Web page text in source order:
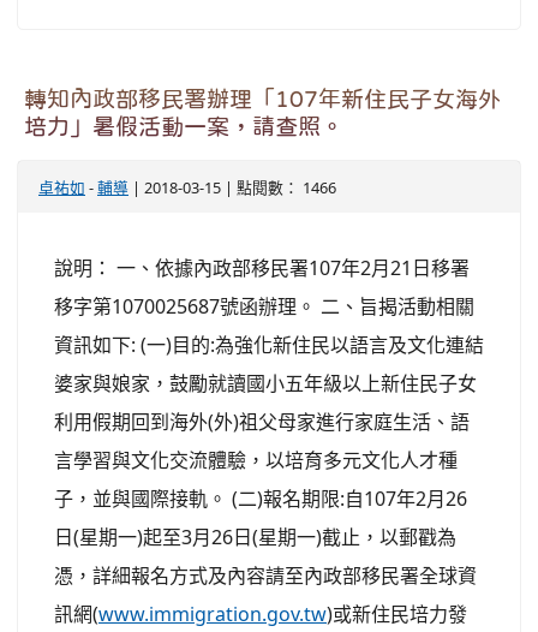
轉知內政部移民署辦理「107年新住民子女海外
培力」暑假活動一案，請查照。
卓祐如 -輔導 | 2018-03-15 | 點閱數： 1466
說明： 一、依據內政部移民署107年2月21日移署
移字第1070025687號函辦理。 二、旨揭活動相關
資訊如下: (一)目的:為強化新住民以語言及文化連結
婆家與娘家，鼓勵就讀國小五年級以上新住民子女
利用假期回到海外(外)祖父母家進行家庭生活、語
言學習與文化交流體驗，以培育多元文化人才種
子，並與國際接軌。 (二)報名期限:自107年2月26
日(星期一)起至3月26日(星期一)截止，以郵戳為
憑，詳細報名方式及內容請至內政部移民署全球資
訊網(www.immigration.gov.tw)或新住民培力發